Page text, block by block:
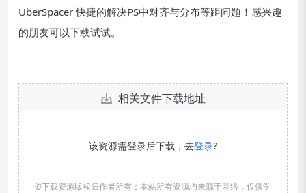
UberSpacer 快捷的解决PS中对齐与分布等距问题！感兴趣
的朋友可以下载试试。
相关文件下载地址
该资源需登录后下载，去登录?
©下载资源版权归作者所有；本站所有资源均来源于网络，仅供学